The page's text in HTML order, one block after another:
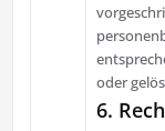
oder
6.